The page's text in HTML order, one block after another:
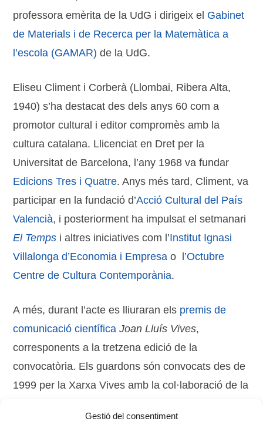
Gestió del consentiment
professora emèrita de la UdG i dirigeix el Gabinet
de Materials i de Recerca per la Matemàtica a
l’escola (GAMAR) de la UdG.
Eliseu Climent i Corberà (Llombai, Ribera Alta,
1940) s’ha destacat des dels anys 60 com a
promotor cultural i editor compromès amb la
cultura catalana. Llicenciat en Dret per la
Universitat de Barcelona, l’any 1968 va fundar
Edicions Tres i Quatre. Anys més tard, Climent, va
participar en la fundació d’Acció Cultural del País
Valencià, i posteriorment ha impulsat el setmanari
El Temps i altres iniciatives com l’Institut Ignasi
Villalonga d’Economia i Empresa o l’Octubre
Centre de Cultura Contemporània.
A més, durant l’acte es lliuraran els premis de
comunicació científica Joan Lluís Vives,
corresponents a la tretzena edició de la
convocatòria. Els guardons són convocats des de
1999 per la Xarxa Vives amb la col·laboració de la
Universitat de València.